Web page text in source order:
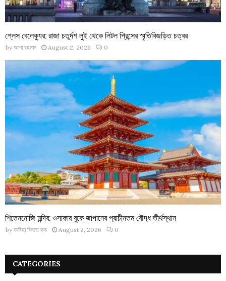
প্লেস বেলেক্যুর: রাজা চতুর্দশ লুই থেকে লিটল প্রিন্সের স্মৃতিবিজড়িত চত্বর
by আশা রহমান August 2, 2026 0
শিতেননোজি মন্দির: ওসাকার বুকে জাপানের প্রাচীনতম বৌদ্ধ তীর্থস্থান
by ফাবিহা বিনতে হক August 2, 2026 0
CATEGORIES